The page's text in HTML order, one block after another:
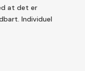
at det er
Individuel